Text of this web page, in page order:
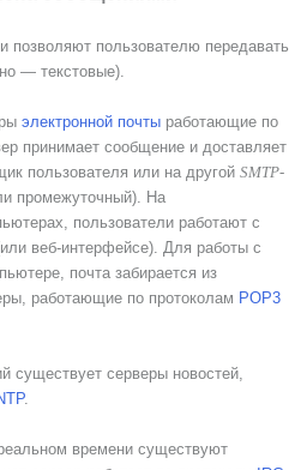
пользователю передавать
— текстовые).
электронной почты работающие по
принимает сообщение и доставляет
пользователя или на другой SMTP-
промежуточный). На
пользователи работают с
веб-интерфейсе). Для работы с
почта забирается из
работающие по протоколам POP3
существует серверы новостей,
.
времени существуют